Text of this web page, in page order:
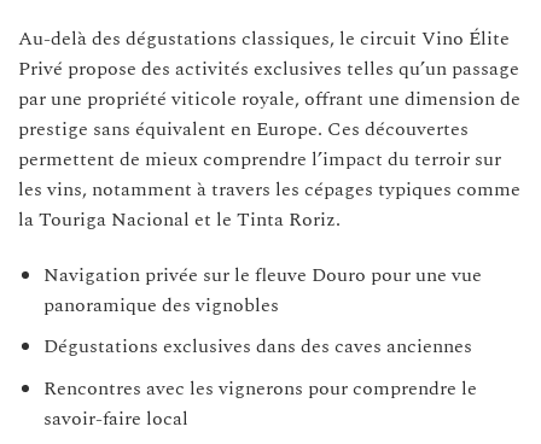
Au-delà des dégustations classiques, le circuit Vino Élite
Privé propose des activités exclusives telles qu’un passage
par une propriété viticole royale, offrant une dimension de
prestige sans équivalent en Europe. Ces découvertes
permettent de mieux comprendre l’impact du terroir sur
les vins, notamment à travers les cépages typiques comme
la Touriga Nacional et le Tinta Roriz.
Navigation privée sur le fleuve Douro pour une vue
panoramique des vignobles
Dégustations exclusives dans des caves anciennes
Rencontres avec les vignerons pour comprendre le
savoir-faire local